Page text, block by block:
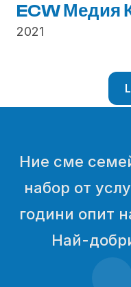
ECW Медия
2021
Ние сме
набор от
години опит
Най-